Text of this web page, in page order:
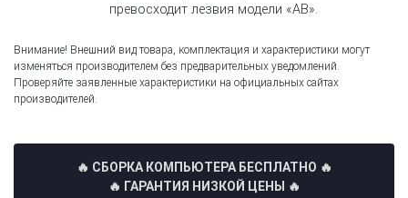
превосходит лезвия модели «AB».
Внимание! Внешний вид товара, комплектация и характеристики могут
изменяться производителем без предварительных уведомлений.
Проверяйте заявленные характеристики на официальных сайтах
производителей.
🔥 СБОРКА КОМПЬЮТЕРА БЕСПЛАТНО 🔥
🔥 ГАРАНТИЯ НИЗКОЙ ЦЕНЫ 🔥